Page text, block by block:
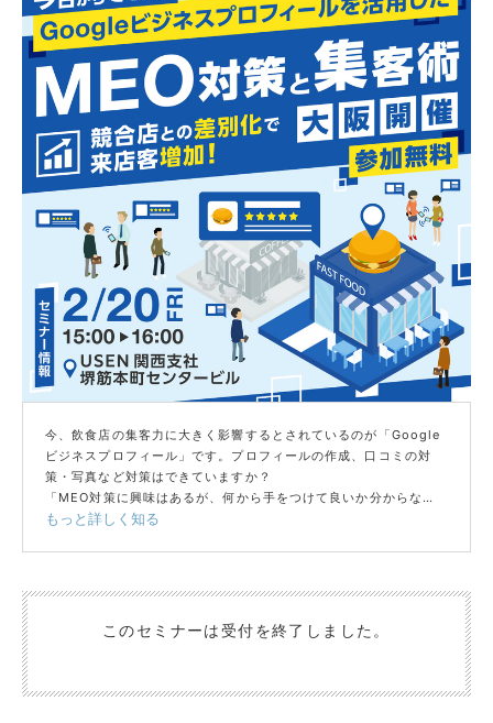
今、飲食店の集客力に大きく影響するとされているのが「Google
ビジネスプロフィール」です。プロフィールの作成、口コミの対
策・写真など対策はできていますか？
「MEO対策に興味はあるが、何から手をつけて良いか分からな
い」
当日、同会場ではUSENのサービスや開業相談会へ同時にご参加い
もっと詳しく知る
このセミナーは受付を終了しました。